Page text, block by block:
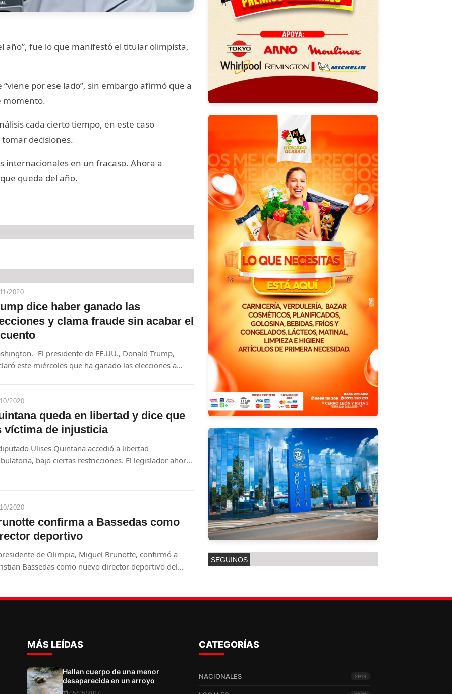
año”, fue lo que manifestó el titular olimpista,
por ese lado”, sin embargo afirmó que a
momento.
cada cierto tiempo, en este caso
decisiones.
internacionales en un fracaso. Ahora a
queda del año.
2020
dice haber ganado las
y clama fraude sin acabar el
El presidente de EE.UU., Donald Trump,
este miércoles que ha ganado las elecciones a
un presunto "fraude" en su contra.
2020
queda en libertad y dice que
víctima de injusticia
Ulises Quintana accedió a libertad
bajo ciertas restricciones. El legislador ahora
2020
confirma a Bassedas como
deportivo
de Olimpia, Miguel Brunotte, confirmó a
Bassedas como nuevo director deportivo del
SEGUINOS
MÁS LEÍDAS
Hallan cuerpo de una menor
desaparecida en un arroyo
CATEGORÍAS
NACIONALES 2919